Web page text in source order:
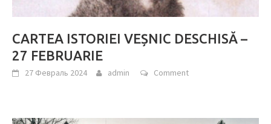
CARTEA ISTORIEI VEȘNIC DESCHISĂ –
27 FEBRUARIE
27 Февраль 2024 admin Comment